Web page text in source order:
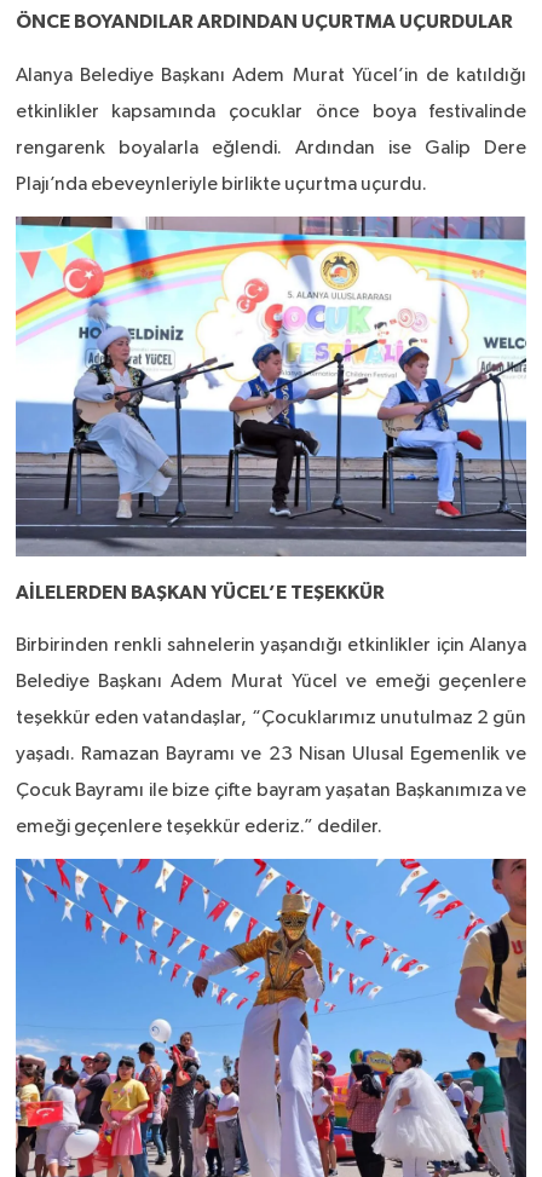
ÖNCE BOYANDILAR ARDINDAN UÇURTMA UÇURDULAR
Alanya Belediye Başkanı Adem Murat Yücel’in de katıldığı
etkinlikler kapsamında çocuklar önce boya festivalinde
rengarenk boyalarla eğlendi. Ardından ise Galip Dere
Plajı’nda ebeveynleriyle birlikte uçurtma uçurdu.
AİLELERDEN BAŞKAN YÜCEL’E TEŞEKKÜR
Birbirinden renkli sahnelerin yaşandığı etkinlikler için Alanya
Belediye Başkanı Adem Murat Yücel ve emeği geçenlere
teşekkür eden vatandaşlar, “Çocuklarımız unutulmaz 2 gün
yaşadı. Ramazan Bayramı ve 23 Nisan Ulusal Egemenlik ve
Çocuk Bayramı ile bize çifte bayram yaşatan Başkanımıza ve
emeği geçenlere teşekkür ederiz.” dediler.